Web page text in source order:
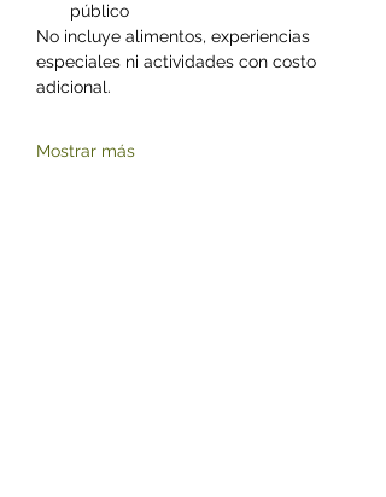
público
No incluye alimentos, experiencias
especiales ni actividades con costo
adicional.
Mostrar más